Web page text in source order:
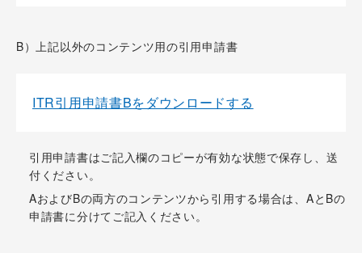
B）上記以外のコンテンツ用の引用申請書
ITR引用申請書Bをダウンロードする
引用申請書はご記入欄のコピーが有効な状態で保存し、送
付ください。
AおよびBの両方のコンテンツから引用する場合は、AとBの
申請書に分けてご記入ください。